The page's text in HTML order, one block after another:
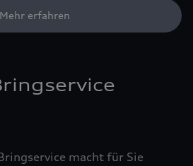
Mehr erfahren
macht für Sie